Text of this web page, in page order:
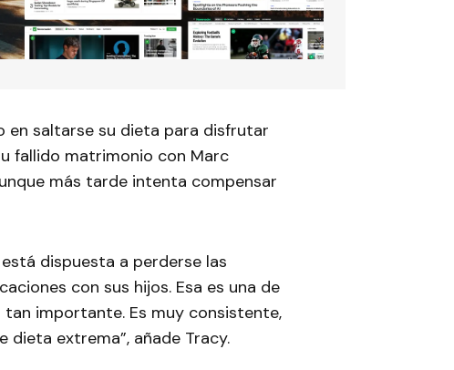
en saltarse su dieta para disfrutar
fallido matrimonio con Marc
más tarde intenta compensar
dispuesta a perderse las
con sus hijos. Esa es una de
importante. Es muy consistente,
dieta extrema”, añade Tracy.